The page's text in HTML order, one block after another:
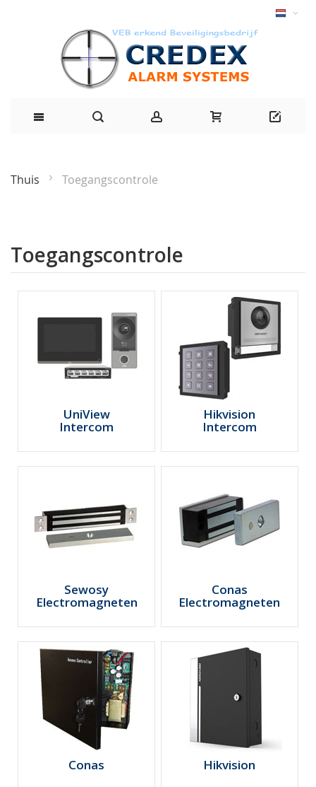
Thuis Toegangscontrole
Toegangscontrole
UniView
Intercom
Hikvision
Intercom
Sewosy
Electromagneten
Conas
Electromagneten
Conas Hikvision